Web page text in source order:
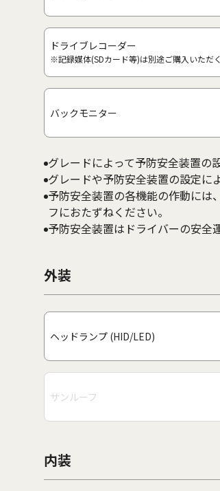
ドライブレコーダー
※記録媒体(SDカード等)は別途ご購入いただ
バックモニター
グレードによって予防安全装置の
グレードや予防安全装置の設定に
予防安全装置の各機能の作動には
フにおたずねください。
予防安全装置はドライバーの安全
外装
ヘッドランプ (HID/LED)
サンルーフ
内装